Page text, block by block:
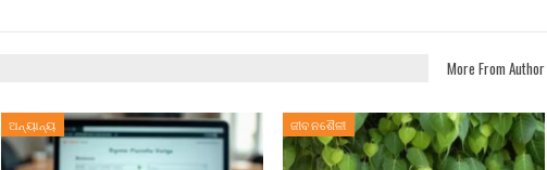
More From Author
ଅନ୍ୟାନ୍ୟ ଜୀବନଶୈଳୀ